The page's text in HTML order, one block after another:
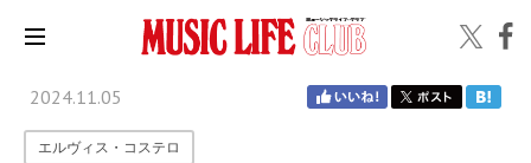
2024.11.05
エルヴィス・コステロ